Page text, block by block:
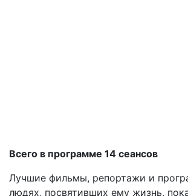
Всего в программе 14 сеансов
Лучшие фильмы, репортажи и
людях, посвятивших ему жизнь,